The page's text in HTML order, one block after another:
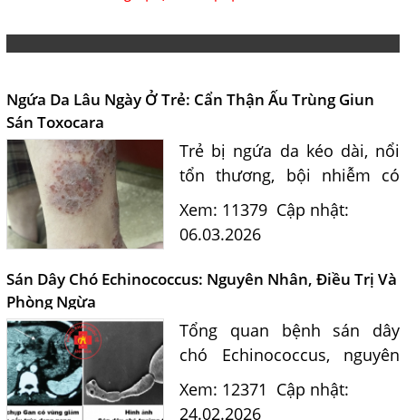
Ngứa Da Lâu Ngày Ở Trẻ: Cẩn Thận Ấu Trùng Giun
Sán Toxocara
Trẻ bị ngứa da kéo dài, nổi
tổn thương, bội nhiễm có
thể liên quan ấu trùng giun
đũa chó mèo Toxocara. Bác
xét nghiệm và phòng ngừa...
Xem: 11379 Cập nhật:
06.03.2026
Sán Dây Chó Echinococcus: Nguyên Nhân, Điều Trị Và
Phòng Ngừa
Tổng quan bệnh sán dây
chó Echinococcus, nguyên
nhân lây nhiễm, cách điều
trị hiệu quả tại Phòng khám
Xem: 12371 Cập nhật:
24.02.2026